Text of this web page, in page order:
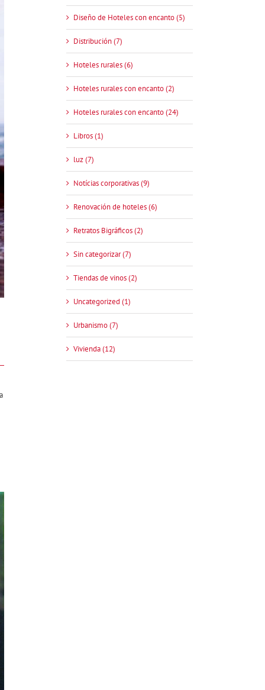
Diseño de Hoteles con encanto (5)
Distribución (7)
Hoteles rurales (6)
Hoteles rurales con encanto (2)
Hoteles rurales con encanto (24)
Libros (1)
luz (7)
Notícias corporativas (9)
Renovación de hoteles (6)
Retratos Bigráficos (2)
Sin categorizar (7)
Tiendas de vinos (2)
Uncategorized (1)
Urbanismo (7)
Vivienda (12)